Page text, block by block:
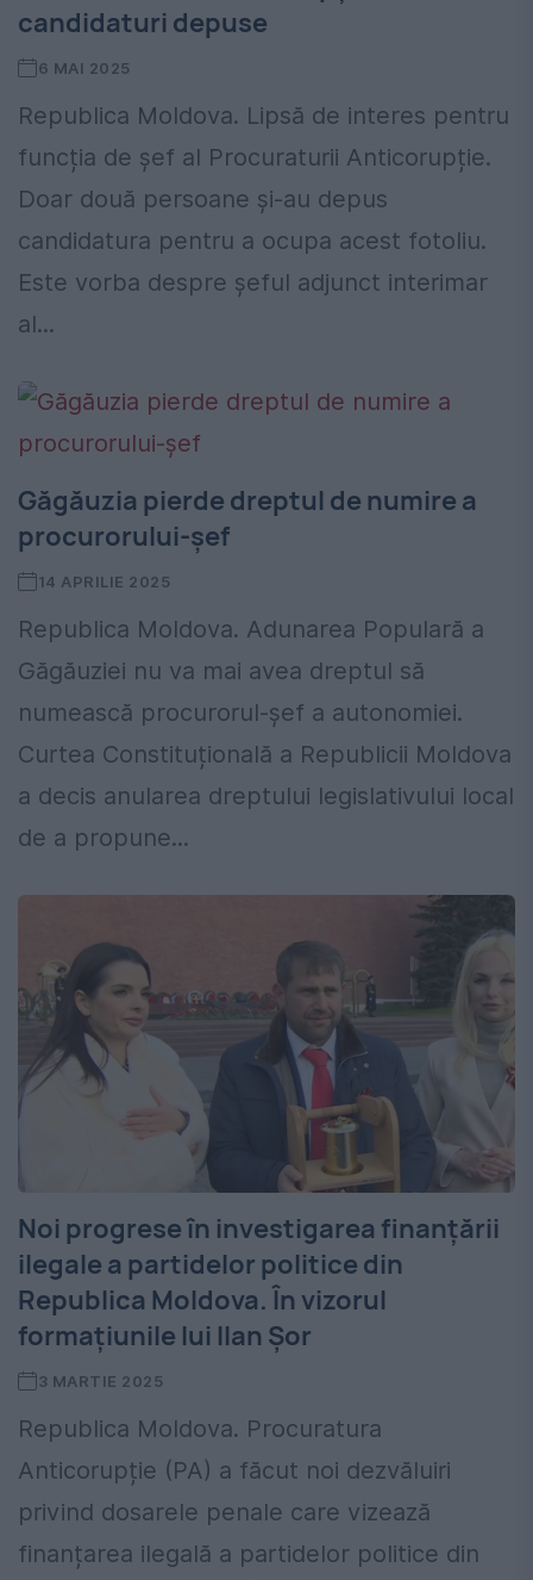
candidaturi depuse
6 MAI 2025
Republica Moldova. Lipsă de interes pentru
funcția de șef al Procuraturii Anticorupție.
Doar două persoane și-au depus
candidatura pentru a ocupa acest fotoliu.
Este vorba despre șeful adjunct interimar
al...
Găgăuzia pierde dreptul de numire a
procurorului-șef
14 APRILIE 2025
Republica Moldova. Adunarea Populară a
Găgăuziei nu va mai avea dreptul să
numească procurorul-șef a autonomiei.
Curtea Constituțională a Republicii Moldova
a decis anularea dreptului legislativului local
de a propune...
Noi progrese în investigarea finanțării
ilegale a partidelor politice din
Republica Moldova. În vizorul
formațiunile lui Ilan Șor
3 MARTIE 2025
Republica Moldova. Procuratura
Anticorupție (PA) a făcut noi dezvăluiri
privind dosarele penale care vizează
finanțarea ilegală a partidelor politice din